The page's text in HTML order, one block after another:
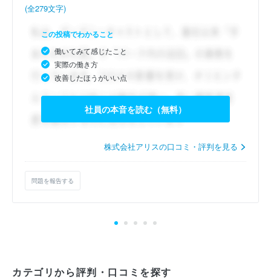
(全279文字)
この投稿でわかること
働いてみて感じたこと
実際の働き方
改善したほうがいい点
社員の本音を読む（無料）
株式会社アリスの口コミ・評判を見る
問題を報告する
カテゴリから評判・口コミを探す